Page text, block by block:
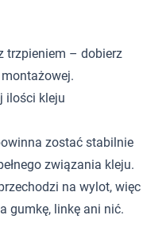
trzpieniem – dobierz
ilości kleju
zostać stabilnie
związania kleju.
na wylot, więc
gumkę, linkę ani nić.